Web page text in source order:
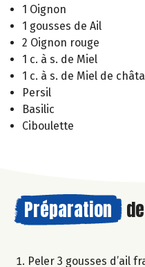
1 Oignon
1 gousses de Ail
2 Oignon rouge
1 c. à s. de Miel
1 c. à s. de Miel de
Persil
Basilic
Ciboulette
Préparation
Peler 3 gousses d’ail